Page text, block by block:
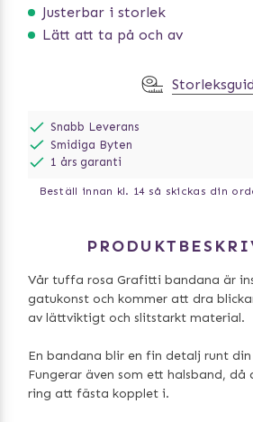
Justerbar i storlek
Lätt att ta på och av
Snabb Leverans
Smidiga Byten
1 års garanti
Beställ innan kl. 14 så skickas din
Vår tuffa rosa Grafitti bandana är
gatukonst och kommer att dra
av lättviktigt och slitstarkt material.
En bandana blir en fin detalj runt din
Fungerar även som ett halsband, då
ring att fästa kopplet i.